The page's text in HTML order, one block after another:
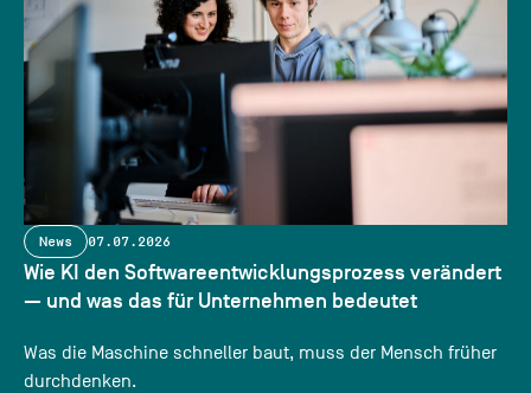
News 07.07.2026
Wie KI den Softwareentwicklungsprozess verändert
— und was das für Unternehmen bedeutet
Was die Maschine schneller baut, muss der Mensch früher
durchdenken.